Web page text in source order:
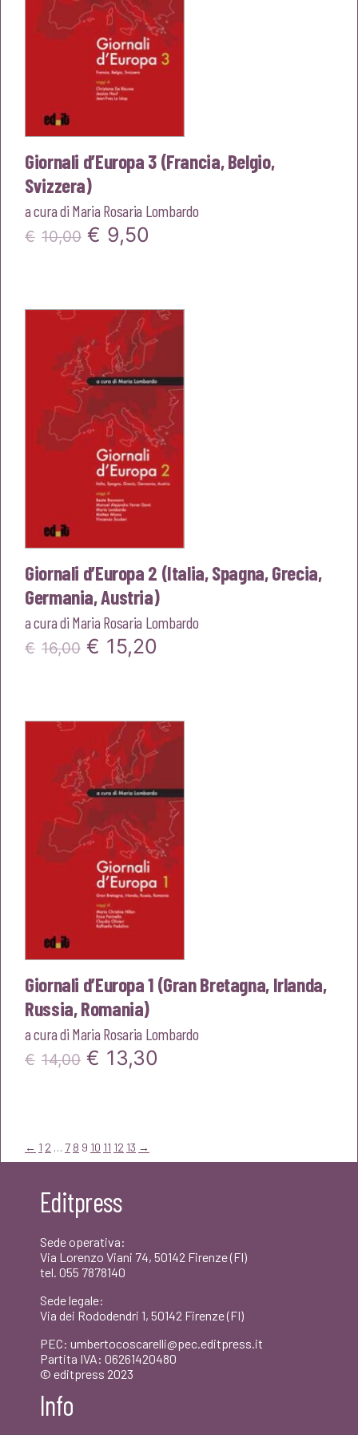
Giornali d’Europa 3 (Francia, Belgio,
Svizzera)
a cura di Maria Rosaria Lombardo
€ 10,00 Il
era:
€10,00.
€ 9,50
è:
€9,50.
Giornali d’Europa 2 (Italia, Spagna, Grecia,
Germania, Austria)
a cura di Maria Rosaria Lombardo
€ 16,00 Il
era:
€16,00.
€ 15,20
è:
Giornali d’Europa 1 (Gran Bretagna, Irlanda,
Russia, Romania)
a cura di Maria Rosaria Lombardo
€ 14,00 Il
era:
€ 13,30
← 1 2 … 7 8 9 10 11 12 13 →
Editpress
Sede operativa:
Via Lorenzo Viani 74, 50142 Firenze (FI)
tel. 055 7878140
Sede legale:
Via dei Rododendri 1, 50142 Firenze (FI)
PEC: umbertocoscarelli@pec.editpress.it
Partita IVA: 06261420480
© editpress 2023
Info